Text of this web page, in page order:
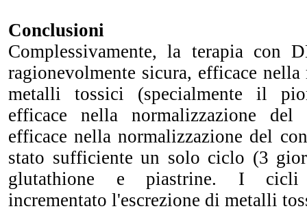
Conclusioni
Complessivamente, la terapia con
ragionevolmente sicura, efficace
metalli tossici (specialmente il
efficace nella normalizzazione
efficace nella normalizzazione del
stato sufficiente un solo ciclo (3
glutathione e piastrine. I cicli
incrementato l'escrezione di metalli